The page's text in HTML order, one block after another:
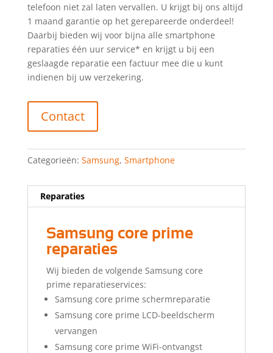
telefoon niet zal laten vervallen. U krijgt bij ons altijd
1 maand garantie op het gerepareerde onderdeel!
Daarbij bieden wij voor bijna alle smartphone
reparaties één uur service* en krijgt u bij een
geslaagde reparatie een factuur mee die u kunt
indienen bij uw verzekering.
Contact
Categorieën: Samsung, Smartphone
Reparaties
Samsung core prime
reparaties
Wij bieden de volgende Samsung core
prime reparatieservices:
Samsung core prime schermreparatie
Samsung core prime LCD-beeldscherm
vervangen
Samsung core prime WiFi-ontvangst